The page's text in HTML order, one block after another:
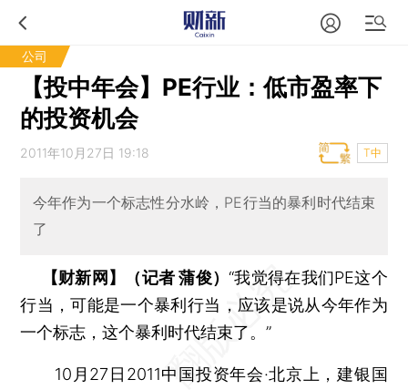
公司
【投中年会】PE行业：低市盈率下
的投资机会
2011年10月27日 19:18 T中
今年作为一个标志性分水岭，PE行当的暴利时代结束
了
【财新网】（记者 蒲俊）“我觉得在我们PE这个
行当，可能是一个暴利行当，应该是说从今年作为
一个标志，这个暴利时代结束了。”
10月27日2011中国投资年会·北京上，建银国